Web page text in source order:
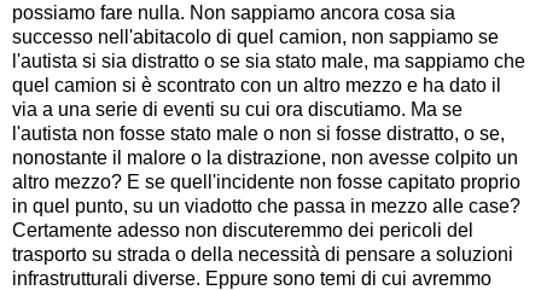
possiamo fare nulla. Non sappiamo ancora cosa sia
successo nell'abitacolo di quel camion, non sappiamo se
l'autista si sia distratto o se sia stato male, ma sappiamo che
quel camion si è scontrato con un altro mezzo e ha dato il
via a una serie di eventi su cui ora discutiamo. Ma se
l'autista non fosse stato male o non si fosse distratto, o se,
nonostante il malore o la distrazione, non avesse colpito un
altro mezzo? E se quell'incidente non fosse capitato proprio
in quel punto, su un viadotto che passa in mezzo alle case?
Certamente adesso non discuteremmo dei pericoli del
trasporto su strada o della necessità di pensare a soluzioni
infrastrutturali diverse. Eppure sono temi di cui avremmo